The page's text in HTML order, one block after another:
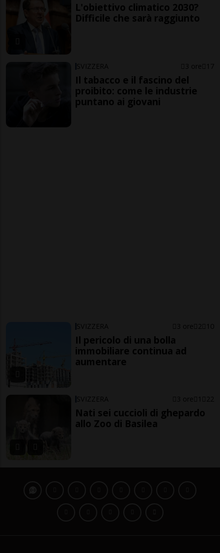
L'obiettivo climatico 2030?
Difficile che sarà raggiunto
SVIZZERA 3 ore 17
Il tabacco e il fascino del
proibito: come le industrie
puntano ai giovani
SVIZZERA 3 ore 2 10
Il pericolo di una bolla
immobiliare continua ad
aumentare
SVIZZERA 3 ore 1 22
Nati sei cuccioli di ghepardo
allo Zoo di Basilea